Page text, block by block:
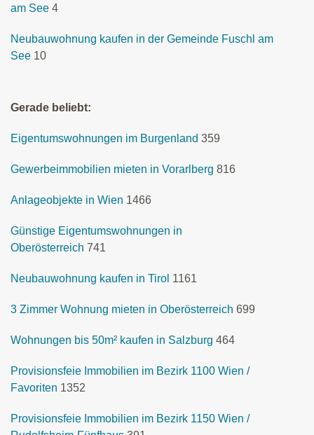
am See 4
Neubauwohnung kaufen in der Gemeinde Fuschl am
See 10
Gerade beliebt:
Eigentumswohnungen im Burgenland 359
Gewerbeimmobilien mieten in Vorarlberg 816
Anlageobjekte in Wien 1466
Günstige Eigentumswohnungen in
Oberösterreich 741
Neubauwohnung kaufen in Tirol 1161
3 Zimmer Wohnung mieten in Oberösterreich 699
Wohnungen bis 50m² kaufen in Salzburg 464
Provisionsfeie Immobilien im Bezirk 1100 Wien /
Favoriten 1352
Provisionsfeie Immobilien im Bezirk 1150 Wien /